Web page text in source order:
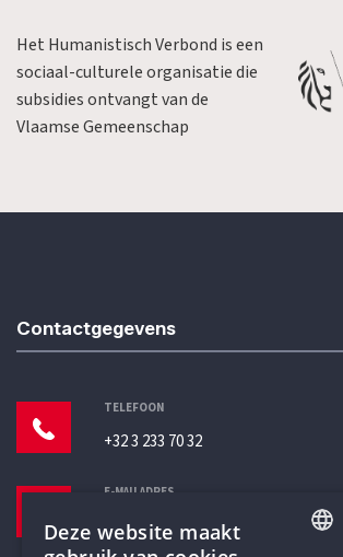
Het Humanistisch Verbond is een
sociaal-culturele organisatie die
subsidies ontvangt van de
Vlaamse Gemeenschap
Contactgegevens
TELEFOON
+32 3 233 70 32
E-MAILADRES
Deze website maakt